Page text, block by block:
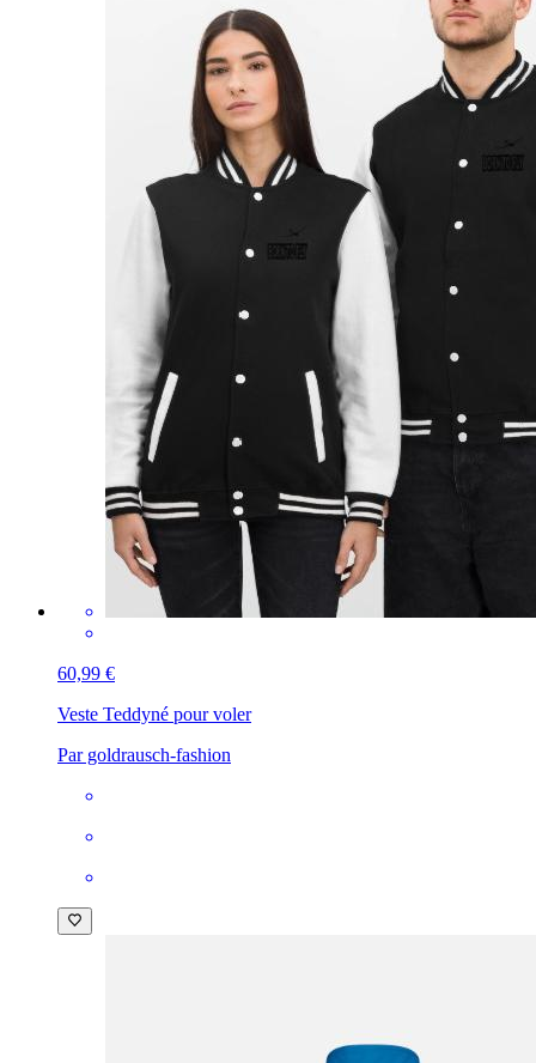
60,99 €
Veste Teddyné pour voler
Par goldrausch-fashion